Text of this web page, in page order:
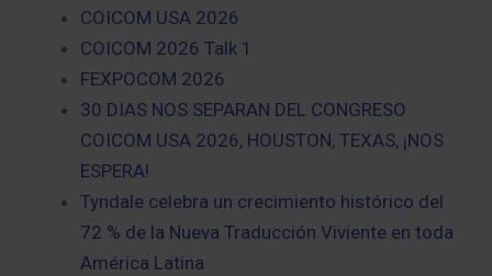
COICOM USA 2026
COICOM 2026 Talk 1
FEXPOCOM 2026
30 DIAS NOS SEPARAN DEL CONGRESO
COICOM USA 2026, HOUSTON, TEXAS, ¡NOS
ESPERA!
Tyndale celebra un crecimiento histórico del
72 % de la Nueva Traducción Viviente en toda
América Latina